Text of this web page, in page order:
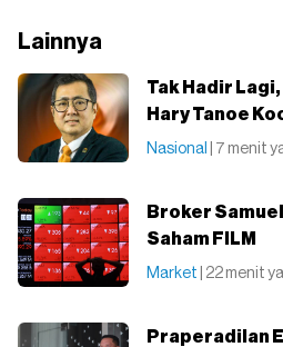
Lainnya
Tak Hadir
Hary Tanoe
Nasional | 7 menit
Broker
Saham FILM
Market | 22 menit
Praperadilan